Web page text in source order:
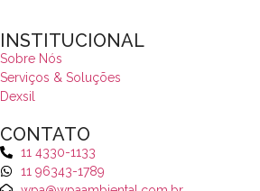
INSTITUCIONAL
Sobre Nós
Serviços & Soluções
Dexsil
CONTATO
11 4330-1133
11 96343-1789